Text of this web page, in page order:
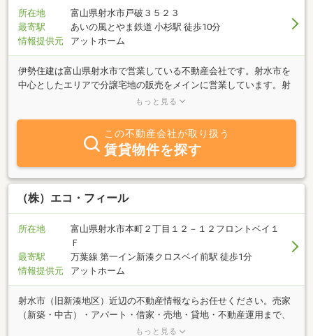
所在地
富山県射水市戸破３５２３
最寄駅
あいの風とやま鉄道 小杉駅 徒歩10分
情報提供元
アットホーム
伊勢住建は富山県射水市で営業している不動産会社です。射水市を
中心としたエリアで分譲宅地の販売をメインに営業しています。射
水市は高岡にも富山にも近く、生活環境にも恵まれた住みやすいエ
ぜひアクセスしてみてください。また、賃貸・売買物件の仲介も行
なっております。お客様のご希望に応じてぴったりの物件をご紹介
いたします。もちろん不動産の売却に関するご相談にも親身にご対
応させていただきます。
もっと見る
この不動産会社が取り扱う
賃貸物件を探す
（株）エコ・フィール
所在地
富山県射水市本町２丁目１２－１２フロントベイ１
Ｆ
最寄駅
万葉線 第一イン新湊クロスベイ前駅 徒歩1分
情報提供元
アットホーム
射水市（旧新湊地区）近辺の不動産情報ならお任せください。売家
（新築・中古）・アパート・借家・売地・貸地・不動産運用まで、
ご来店いただければ、当社が管理する売買物件、賃貸物件をお探し
もっと見る